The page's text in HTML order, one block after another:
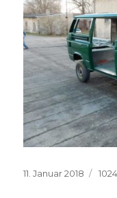
Veröffentlicht
11. Januar 2018
Volle